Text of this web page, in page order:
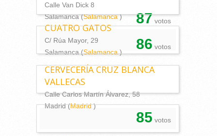
Calle Van Dick 8
Salamanca (Salamanca ) 87 votos
CUATRO GATOS
C/ Rúa Mayor, 29
Salamanca (Salamanca ) 86 votos
CERVECERÍA CRUZ BLANCA
VALLECAS
Calle Carlos Martín Álvarez, 58
Madrid (Madrid )
85 votos